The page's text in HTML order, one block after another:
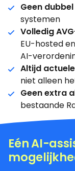
Geen
systemen
Volledig
EU-hosted
AI-
Altijd
niet alleen
Geen extra
bestaande
Eén AI-